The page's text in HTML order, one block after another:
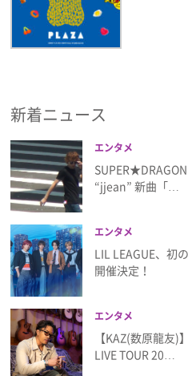
新着ニュース
エンタメ
“jjean” 新曲「…
エンタメ
LIL LEAGUE、初
開催決定！
エンタメ
【KAZ(数原龍友
LIVE TOUR 20…